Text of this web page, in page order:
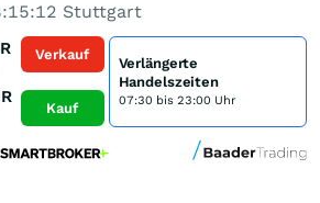
Stuttgart
Verkauf
Kauf
Verlängerte
Handelszeiten
07:30 bis 23:00 Uhr